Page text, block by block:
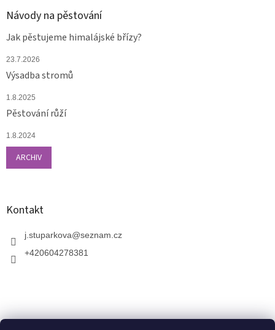
Návody na pěstování
Jak pěstujeme himalájské břízy?
23.7.2026
Výsadba stromů
1.8.2025
Pěstování růží
1.8.2024
ARCHIV
Kontakt
j.stuparkova@seznam.cz
+420604278381